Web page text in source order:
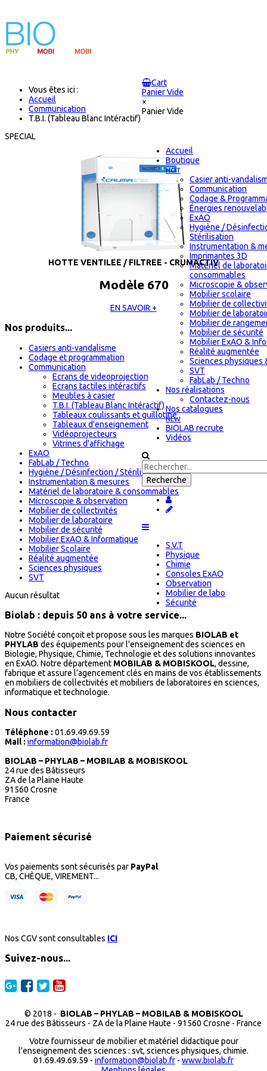
Cart
Panier Vide
×
Panier Vide
Accueil
Boutique
HOT
Casier anti-
Communication
Codage &
Énergies
ExAO
Hygiène /
Stérilisation
Instrumentation &
Imprimantes 3D
Matériel de
consommables
Microscopie &
Mobilier scolaire
Mobilier de
Mobilier de
Mobilier de
Mobilier de sécurité
Mobilier ExAO &
Réalité augmentée
Sciences physiques
SVT
FabLab / Techno
Nos réalisations
Contactez-nous
Nos catalogues
NEW
BIOLAB recrute
Vidéos
S.V.T
Physique
Chimie
Consoles ExAO
Observation
Mobilier de labo
Sécurité
Vous êtes ici :
Accueil
Communication
T.B.I. (Tableau Blanc Intéractif)
SPECIAL
HOTTE VENTILEE / FILTREE - CRUMACTIV
Modèle 670
EN SAVOIR +
Nos produits...
Casiers anti-vandalisme
Codage et programmation
Communication
Ecrans de videoprojection
Ecrans tactiles intéractifs
Meubles à casier
T.B.I. (Tableau Blanc Intéractif)
Tableaux coulissants et guillotine
Tableaux d'enseignement
Vidéoprojecteurs
Vitrines d'affichage
ExAO
FabLab / Techno
Hygiène / Désinfection / Stérilisation
Instrumentation & mesures
Matériel de laboratoire & consommables
Microscopie & observation
Mobilier de collectivités
Mobilier de laboratoire
Mobilier de sécurité
Mobilier ExAO & Informatique
Mobilier Scolaire
Réalité augmentée
Sciences physiques
SVT
Aucun résultat
Biolab : depuis 50 ans à votre service...
Notre Société conçoit et propose sous les marques BIOLAB et
PHYLAB des équipements pour l'enseignement des sciences en
Biologie, Physique, Chimie, Technologie et des solutions innovantes
en ExAO. Notre département MOBILAB & MOBISKOOL, dessine,
fabrique et assure l’agencement clés en mains de vos établissements
en mobiliers de collectivités et mobiliers de laboratoires en sciences,
informatique et technologie.
Nous contacter
Téléphone : 01.69.49.69.59
Mail : information@biolab.fr
BIOLAB – PHYLAB – MOBILAB & MOBISKOOL
24 rue des Bâtisseurs
ZA de la Plaine Haute
91560 Crosne
France
Paiement sécurisé
Vos paiements sont sécurisés par PayPal
CB, CHÈQUE, VIREMENT...
Nos CGV sont consultables ICI
Suivez-nous...
© 2018 - BIOLAB – PHYLAB – MOBILAB & MOBISKOOL
24 rue des Bâtisseurs - ZA de la Plaine Haute - 91560 Crosne - France
Votre fournisseur de mobilier et matériel didactique pour
l'enseignement des sciences : svt, sciences physiques, chimie.
01.69.49.69.59 - information@biolab.fr - www.biolab.fr